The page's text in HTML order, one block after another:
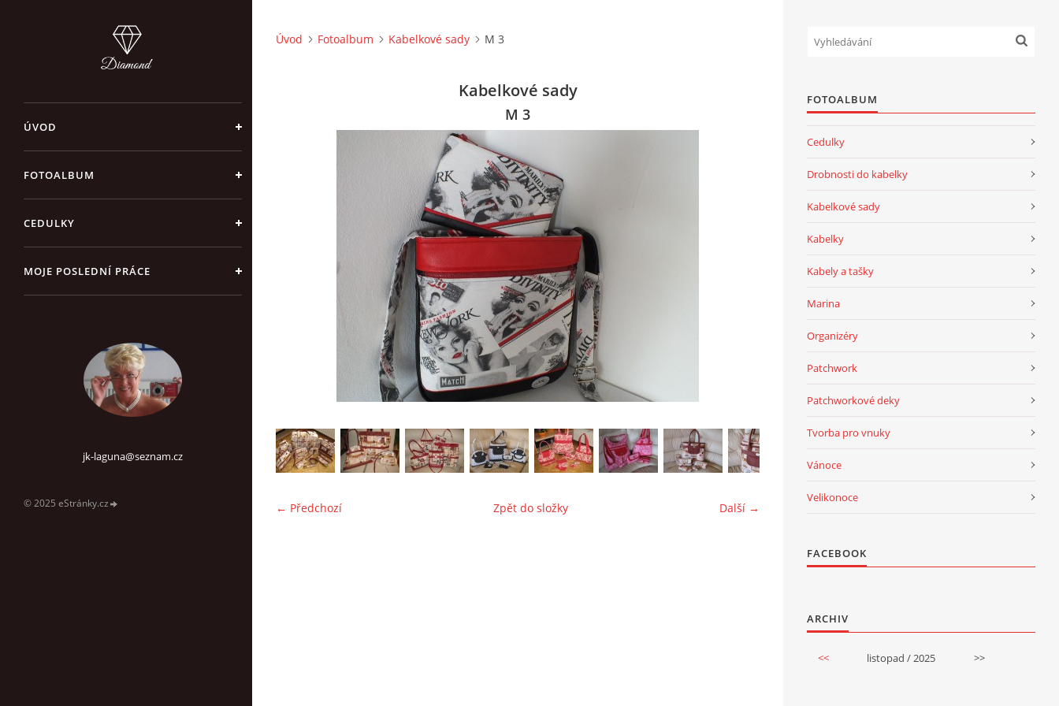
ÚVOD
FOTOALBUM
CEDULKY
MOJE POSLEDNÍ PRÁCE
jk-laguna@seznam.cz
© 2025 eStránky.cz
Úvod Fotoalbum Kabelkové sady M 3
Kabelkové sady
M 3
← Předchozí Další →
Zpět do složky
FOTOALBUM
Cedulky
Drobnosti do kabelky
Kabelkové sady
Kabelky
Kabely a tašky
Marina
Organizéry
Patchwork
Patchworkové deky
Tvorba pro vnuky
Vánoce
Velikonoce
FACEBOOK
ARCHIV
<< listopad / 2025 >>